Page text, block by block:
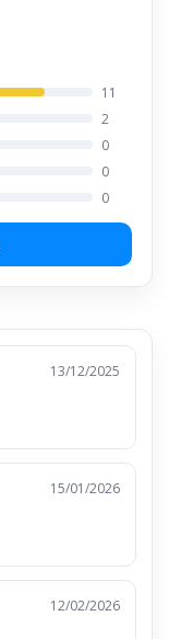
11
2
0
0
0
13/12/2025
15/01/2026
12/02/2026